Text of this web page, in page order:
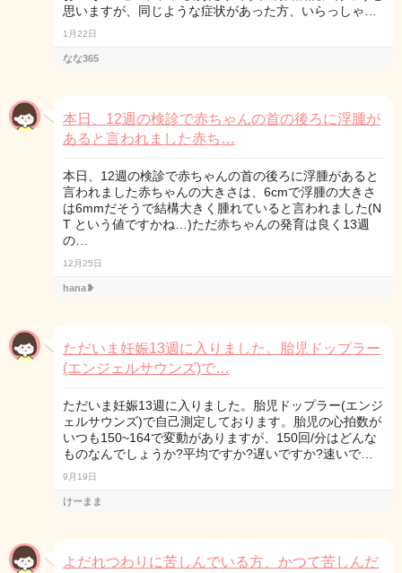
思いますが、同じような症状があった方、いらっしゃ…
1月22日
なな365
本日、12週の検診で赤ちゃんの首の後ろに浮腫が
あると言われました赤ち…
本日、12週の検診で赤ちゃんの首の後ろに浮腫があると
言われました赤ちゃんの大きさは、6cmで浮腫の大きさ
は6mmだそうで結構大きく腫れていると言われました(N
T という値ですかね…)ただ赤ちゃんの発育は良く13週
の…
12月25日
hana❥
ただいま妊娠13週に入りました。胎児ドップラー
(エンジェルサウンズ)で…
ただいま妊娠13週に入りました。胎児ドップラー(エンジ
ェルサウンズ)で自己測定しております。胎児の心拍数が
いつも150~164で変動がありますが、150回/分はどんな
ものなんでしょうか?平均ですか?遅いですか?速いで…
9月19日
けーまま
よだれつわりに苦しんでいる方、かつて苦しんだ